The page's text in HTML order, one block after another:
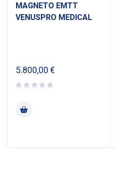
MAGNETO EMTT
VENUSPRO MEDICAL
5.800,00 €